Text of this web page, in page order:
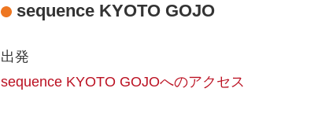
sequence KYOTO GOJO
出発
sequence KYOTO GOJOへのアクセス